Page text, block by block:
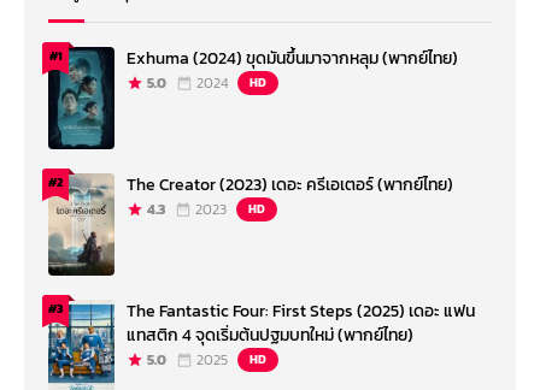
#1 Exhuma (2024) ขุดมันขึ้นมาจากหลุม (พากย์ไทย)
5.0 2024 HD
#2 The Creator (2023) เดอะ ครีเอเตอร์ (พากย์ไทย)
4.3 2023 HD
#3
The Fantastic Four: First Steps (2025) เดอะ แฟน
แทสติก 4 จุดเริ่มต้นปฐมบทใหม่ (พากย์ไทย)
5.0 2025 HD